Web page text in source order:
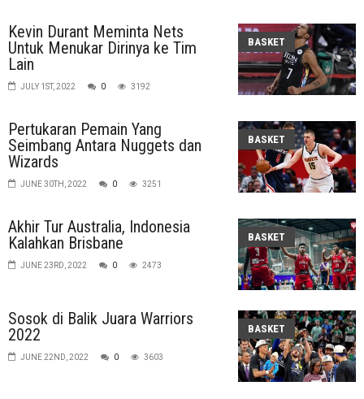
BASKET
Kevin Durant Meminta Nets
Untuk Menukar Dirinya ke Tim
Lain
JULY 1ST, 2022 0 3192
BASKET
Pertukaran Pemain Yang
Seimbang Antara Nuggets dan
Wizards
JUNE 30TH, 2022 0 3251
BASKET
Akhir Tur Australia, Indonesia
Kalahkan Brisbane
JUNE 23RD, 2022 0 2473
BASKET
Sosok di Balik Juara Warriors
2022
JUNE 22ND, 2022 0 3603